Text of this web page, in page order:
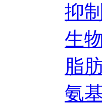
抑
生
脂
氨